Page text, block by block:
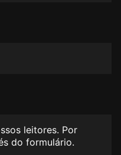
leitores. Por
do formulário.